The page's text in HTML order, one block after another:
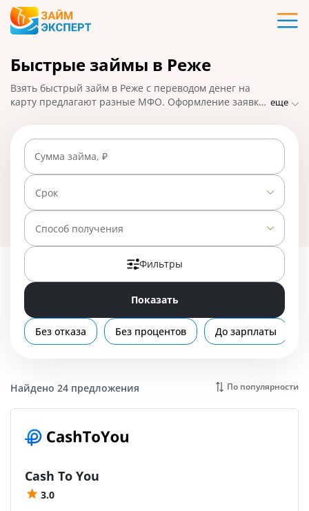
Карты
Кредиты
Ипотека
Займы
Вклады
Бизнес
Быстрые займы в Реже
Взять быстрый займ в Реже с переводом денег на
карту предлагают разные МФО. Оформление заявки
срочных займов от разных компаний. На 01.05.2025
вам доступно 24 предложения со ставкой от 0% в
день.
еще
Сумма займа, ₽
Срок
Способ получения
Фильтры
Показать
Без отказа Без процентов До зарплаты
Найдено 24 предложения По популярности
Cash To You
3.0